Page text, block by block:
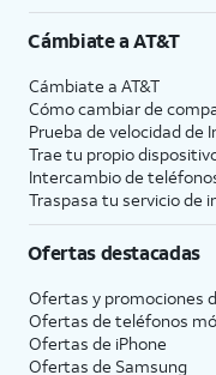
Cámbiate aAT&T
Cámbiate a AT&T
Cómo cambiar de
Prueba de velocidad de
Trae tu propio
Intercambio de
Traspasa tu servicio de
Ofertas destacadas
Ofertas y promociones
Ofertas de teléfonos
Ofertas de iPhone
Ofertas de Samsung